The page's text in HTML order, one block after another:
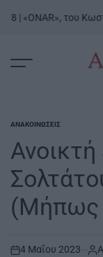
του Κωστή
POSTED
ΑΝΑΚΟΙΝΏΣΕΙΣ
(Μήπως
4 Μαΐου 2023